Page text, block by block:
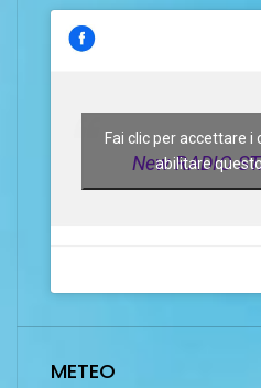
New RADIO
Fai clic per accettare
abilitare
METEO